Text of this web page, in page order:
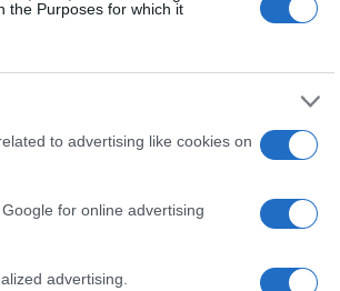
the Purposes for which it
to advertising like cookies on
for online advertising
advertising.